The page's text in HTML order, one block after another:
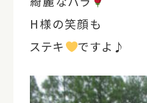
H様の笑顔も
ステキ
ですよ♪